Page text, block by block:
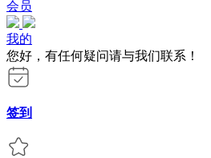
会员
我的
您好，有任何疑问请与我们联系！
签到